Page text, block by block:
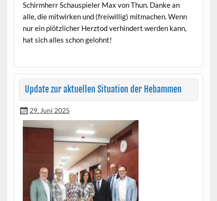
Schirmherr Schaus­piel­er Max von Thun. Danke an
alle, die mitwirken und (frei­willig) mit­machen. Wenn
nur ein plöt­zlich­er Herz­tod ver­hin­dert wer­den kann,
hat sich alles schon gelohnt!
Update zur aktuellen Situation der Hebammen
29. Juni 2025